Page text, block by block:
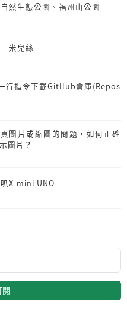
然生態公園、福州山公園
─米兒絲
行指令下載GitHub倉庫(Repos
圖片或縮圖的問題，如何正確
圖片？
X-mini UNO